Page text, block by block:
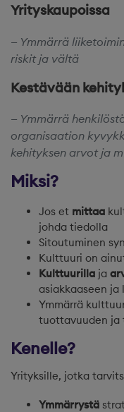
Yrityskaupoissa
Ymmärrä
riskit ja vältä
Kestävään
Ymmärrä
organisaation
kehityksen arvot ja
Miksi?
​​Jos et mittaa
johda tiedolla
Sitoutuminen
Kulttuuri on
Kulttuurilla ja
asiakkaaseen
Ymmärrä
tuottavuuden ja
Kenelle?
Yrityksille, jotka
Ymmärrystä